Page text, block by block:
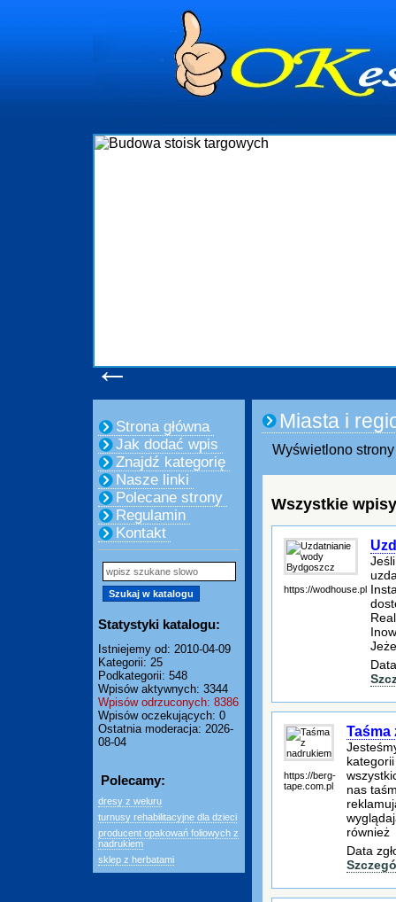
←
Strona główna
Jak dodać wpis
Znajdź kategorię
Nasze linki
Polecane strony
Regulamin
Kontakt
Statystyki katalogu:
Istniejemy od: 2010-04-09
Kategorii: 25
Podkategorii: 548
Wpisów aktywnych: 3344
Wpisów odrzuconych: 8386
Wpisów oczekujących: 0
Ostatnia moderacja: 2026-
08-04
Polecamy:
dresy z weluru
turnusy rehabilitacyjne dla dzieci
producent opakowań foliowych z
nadrukiem
sklep z herbatami
Miasta i
Wyświetlono
Wszystkie
https://wodhouse.pl
https://berg-
tape.com.pl
Taśma
nas
również
Data